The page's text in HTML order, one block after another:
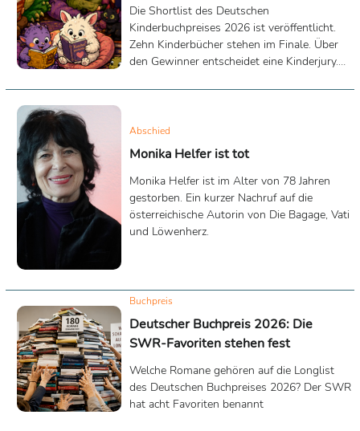
Die Shortlist des Deutschen
Kinderbuchpreises 2026 ist veröffentlicht.
Zehn Kinderbücher stehen im Finale. Über
den Gewinner entscheidet eine Kinderjury.
Abschied
Monika Helfer ist tot
Monika Helfer ist im Alter von 78 Jahren
gestorben. Ein kurzer Nachruf auf die
österreichische Autorin von Die Bagage, Vati
und Löwenherz.
Buchpreis
Deutscher Buchpreis 2026: Die
SWR-Favoriten stehen fest
Welche Romane gehören auf die Longlist
des Deutschen Buchpreises 2026? Der SWR
hat acht Favoriten benannt